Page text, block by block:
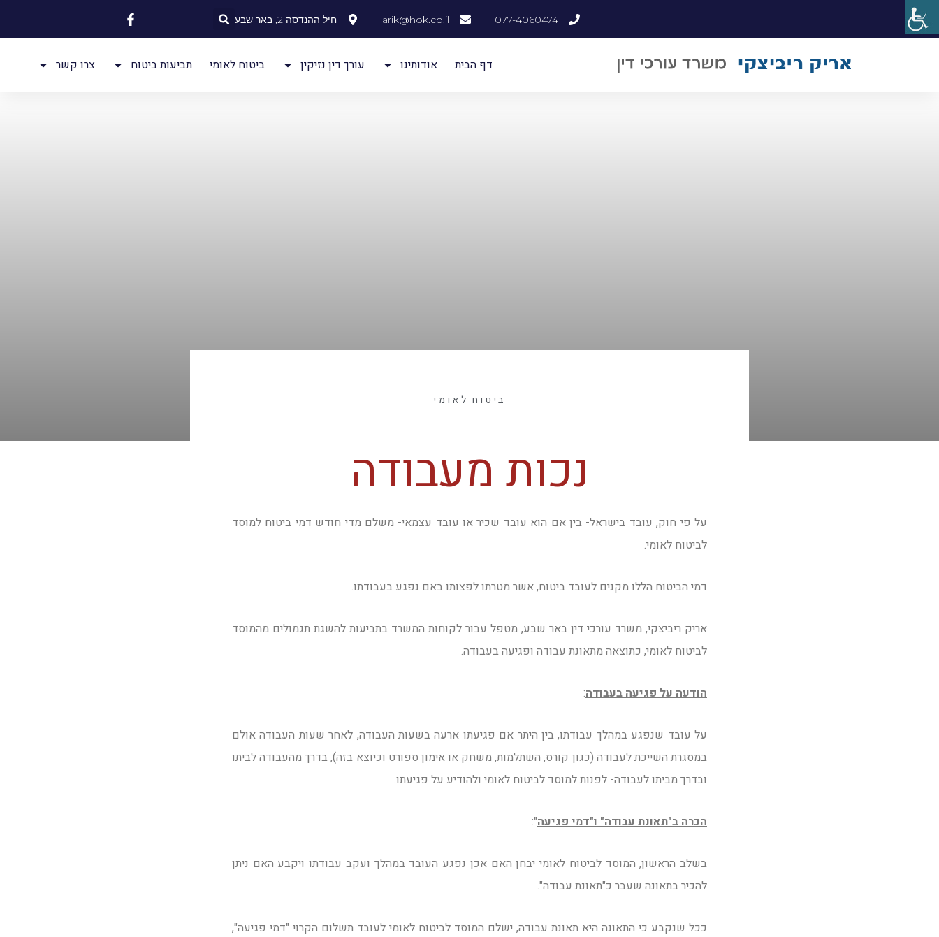
077-4060474
arik@hok.co.il חיל ההנדסה 2, באר שבע
דף הבית אודותינו עורך דין נזיקין ביטוח לאומי תביעות ביטוח צרו קשר
ביטוח לאומי
נכות מעבודה
על פי חוק, עובד בישראל- בין אם הוא עובד שכיר או עובד עצמאי- משלם מדי חודש דמי ביטוח למוסד
לביטוח לאומי.
דמי הביטוח הללו מקנים לעובד ביטוח, אשר מטרתו לפצותו באם נפגע בעבודתו.
אריק ריביצקי, משרד עורכי דין באר שבע, מטפל עבור לקוחות המשרד בתביעות להשגת תגמולים מהמוסד
לביטוח לאומי, כתוצאה מתאונת עבודה ופגיעה בעבודה.
הודעה על פגיעה בעבודה:
על עובד שנפגע במהלך עבודתו, בין היתר אם פגיעתו ארעה בשעות העבודה, לאחר שעות העבודה אולם
במסגרת השייכת לעבודה (כגון קורס, השתלמות, משחק או אימון ספורט וכיוצא בזה), בדרך מהעבודה לביתו
ובדרך מביתו לעבודה- לפנות למוסד לביטוח לאומי ולהודיע על פגיעתו.
הכרה ב"תאונת עבודה" ו"דמי פגיעה":
בשלב הראשון, המוסד לביטוח לאומי יבחן האם אכן נפגע העובד במהלך ועקב עבודתו ויקבע האם ניתן
להכיר בתאונה שעבר כ"תאונת עבודה".
ככל שנקבע כי התאונה היא תאונת עבודה, ישלם המוסד לביטוח לאומי לעובד תשלום הקרוי "דמי פגיעה",